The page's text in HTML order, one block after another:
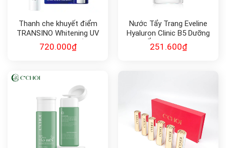
Thanh che khuyết điểm
TRANSINO Whitening UV
Concealer (2.5g) chống tia
UV và dưỡng trắng
720.000₫
Nước Tẩy Trang Eveline
Hyaluron Clinic B5 Dưỡng
Ẩm Da 500ml
251.600₫